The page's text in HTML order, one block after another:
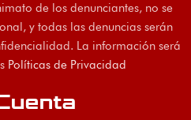
de los denunciantes, no se
y todas las denuncias serán
La información será
Políticas de Privacidad